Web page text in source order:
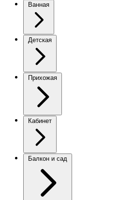
Ванная
Детская
Прихожая
Кабинет
Балкон и сад